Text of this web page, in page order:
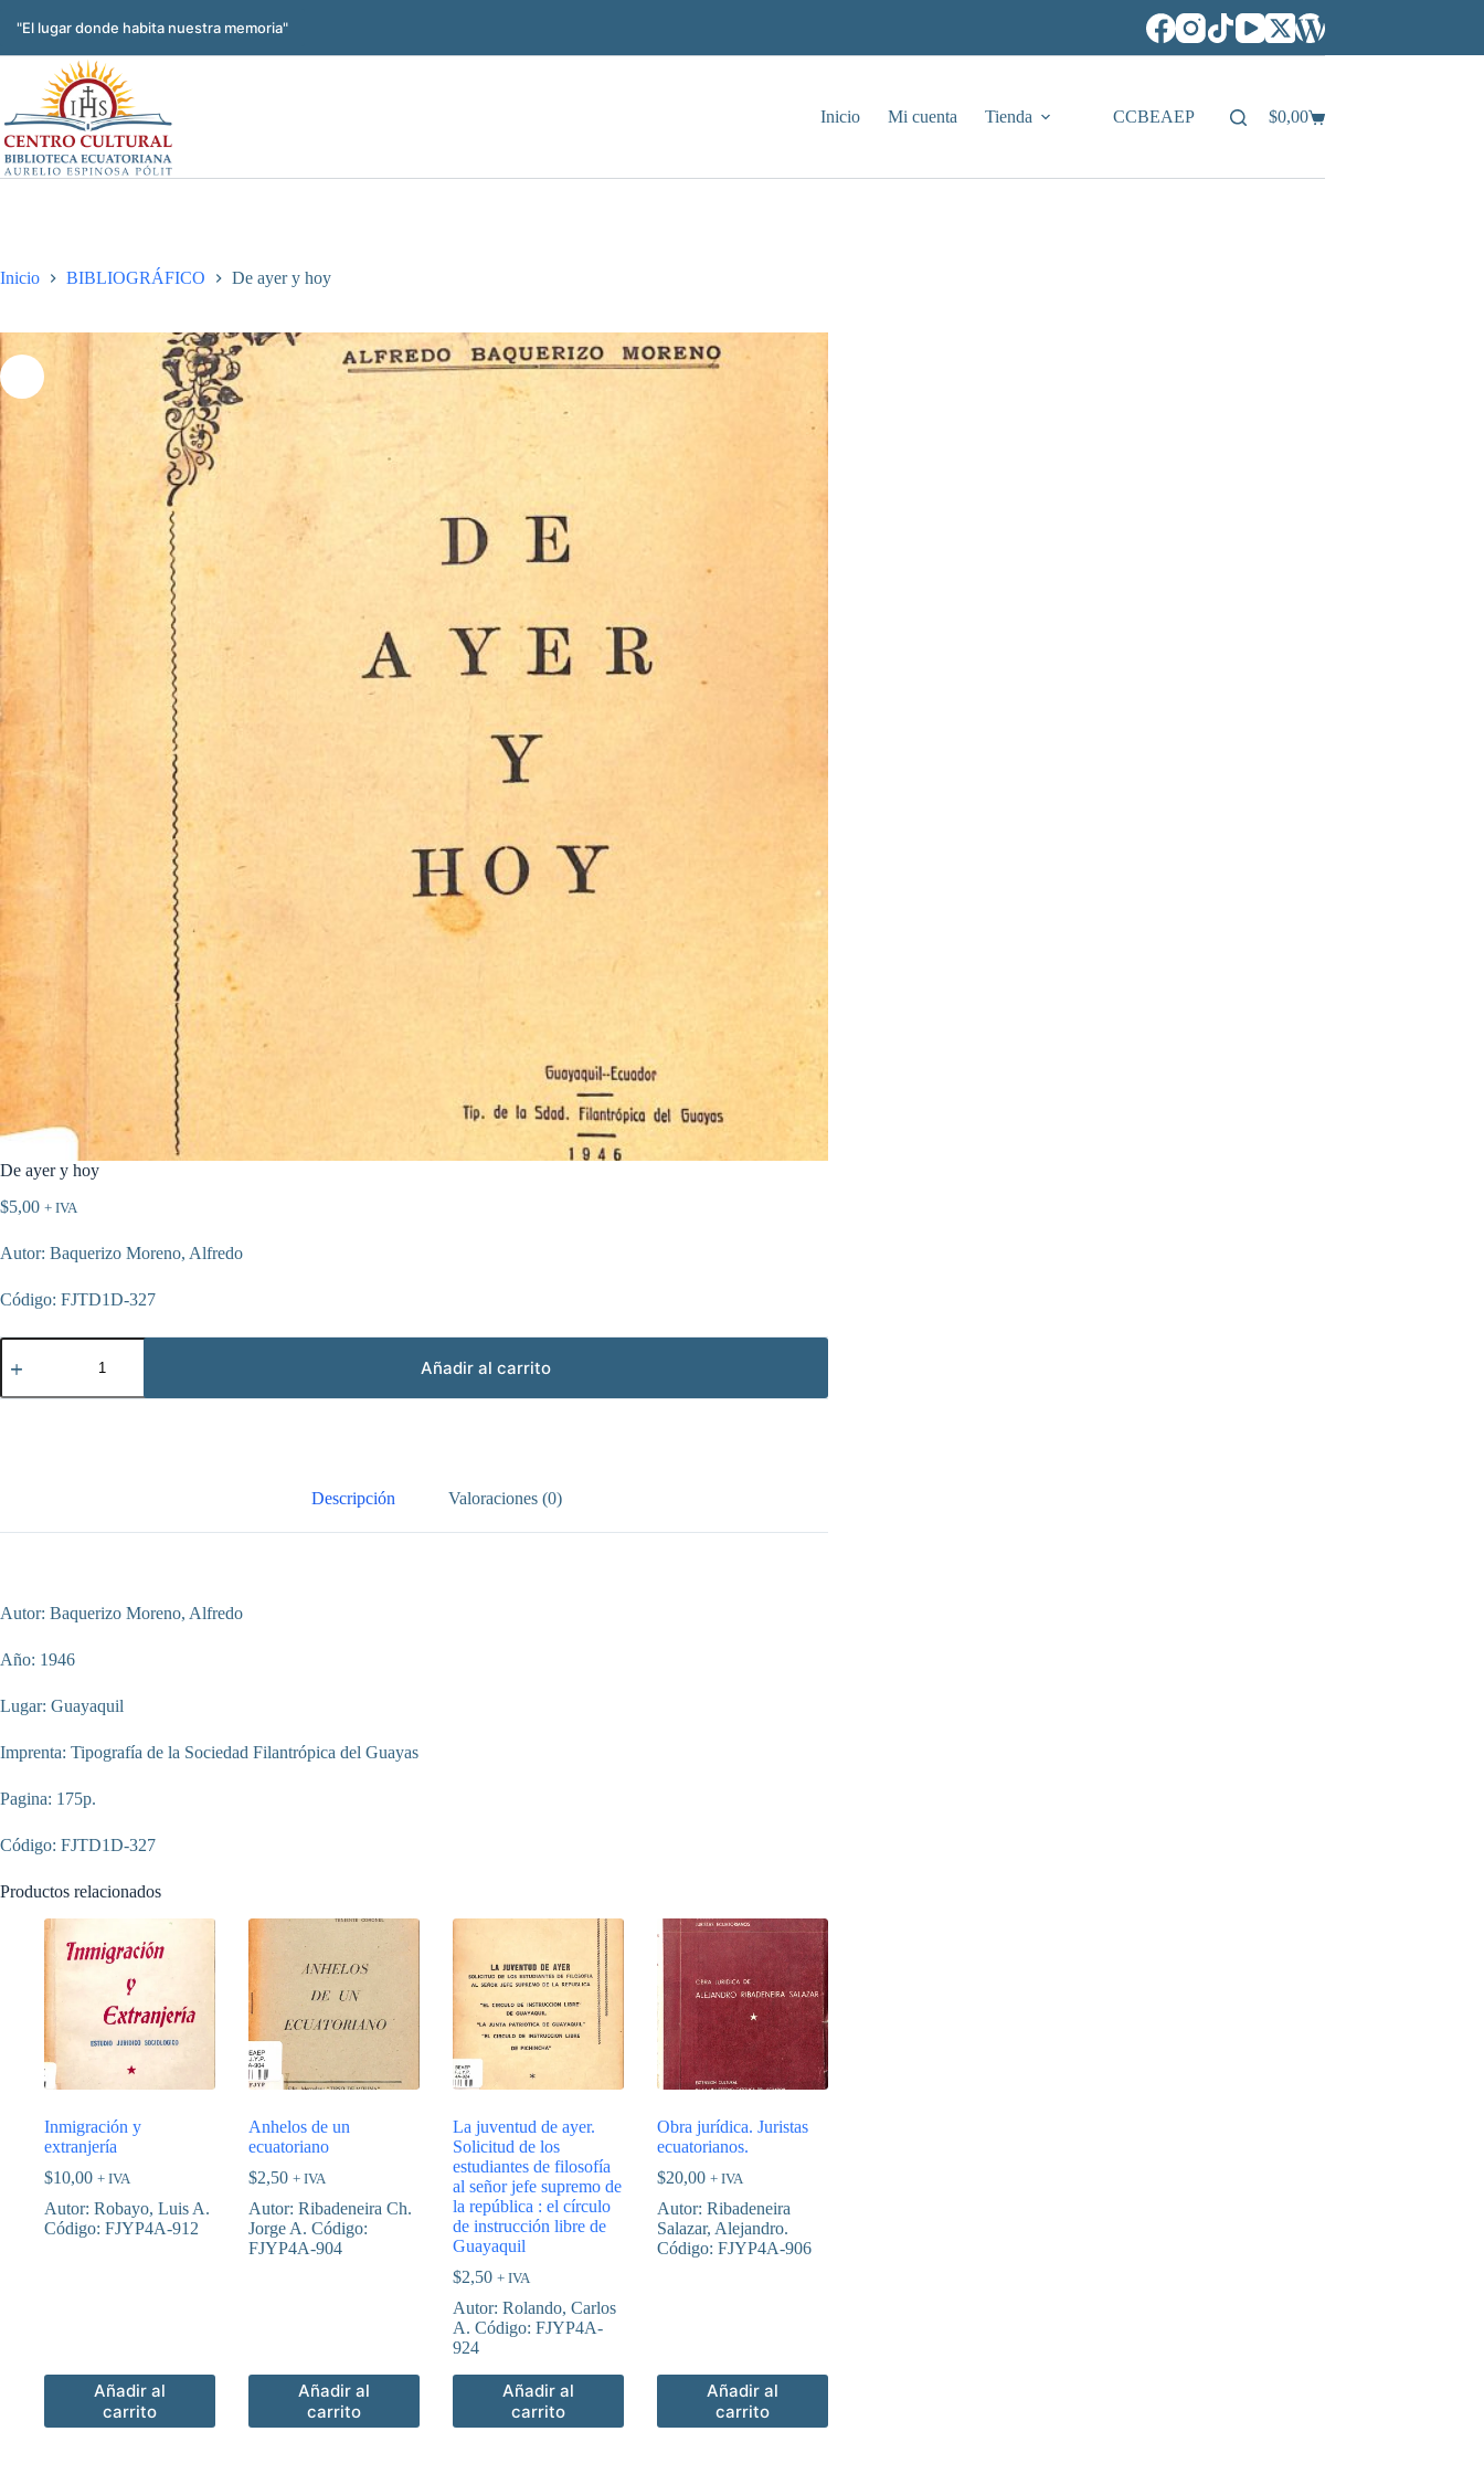
"El lugar donde habita nuestra memoria"
Inicio Mi cuenta Tienda CCBEAEP
Carro
$0,00
Inicio BIBLIOGRÁFICO De ayer y hoy
De ayer y hoy
$5,00 + IVA
Autor: Baquerizo Moreno, Alfredo
Código: FJTD1D-327
De
ayer
hoy
Añadir al carrito
Descripción Valoraciones (0)
Autor: Baquerizo Moreno, Alfredo
Año: 1946
Lugar: Guayaquil
Imprenta: Tipografía de la Sociedad Filantrópica del Guayas
Pagina: 175p.
Código: FJTD1D-327
Productos relacionados
Inmigración y
extranjería
$10,00 + IVA
Autor: Robayo, Luis A.
Código: FJYP4A-912
Añadir al
carrito
Anhelos de un
ecuatoriano
$2,50 + IVA
Autor: Ribadeneira Ch.
Jorge A. Código:
FJYP4A-904
Añadir al
carrito
La juventud de ayer.
Solicitud de los
estudiantes de filosofía
al señor jefe supremo de
la república : el círculo
de instrucción libre de
Guayaquil
$2,50 + IVA
Autor: Rolando, Carlos
A. Código: FJYP4A-
924
Añadir al
carrito
Obra jurídica. Juristas
ecuatorianos.
$20,00 + IVA
Autor: Ribadeneira
Salazar, Alejandro.
Código: FJYP4A-906
Añadir al
carrito